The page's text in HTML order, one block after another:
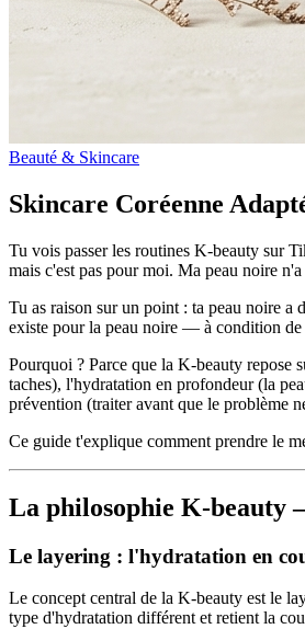
Beauté & Skincare
Skincare Coréenne
Tu vois passer les routines K-beauty sur
mais c'est pas pour moi. Ma peau noire
Tu as raison sur un point : ta peau noire a
existe pour la peau noire — à condition de
Pourquoi ? Parce que la K-beauty repose
taches), l'hydratation en profondeur (la
prévention (traiter avant que le problème
Ce guide t'explique comment prendre le
La philosophie K-beauty
Le layering : l'hydratation en
Le concept central de la K-beauty est le
type d'hydratation différent et retient la